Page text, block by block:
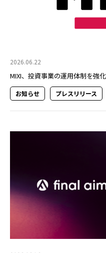
2026.06.22
MIXI、投資事業の運用体制を強化
お知らせ プレスリリース